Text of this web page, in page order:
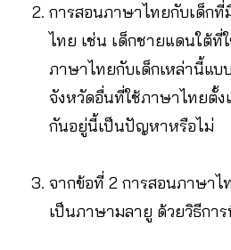
การสอนภาษาไทยกับเด็ก
ไทย เช่น เด็กชายแดนใต้ที่
ภาษาไทยกับเด็กเหล่านี้แบ
จังหวัดอื่นที่ใช้ภาษาไทยตั้ง
กันอยู่นี้เป็นปัญหาหรือไม่
จากข้อที่ 2 การสอนภาษา
เป็นภาษามลายู ด้วยวิธีกา